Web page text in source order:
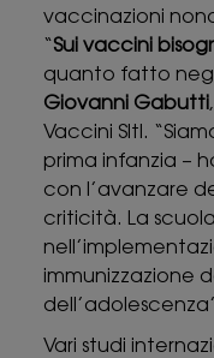
vaccinazioni
“Sui vaccini
quanto fatto
Giovanni Gabutti
Vaccini SItI.
prima infanzia –
con l’avanzare
criticità. La
immunizzazione
Vari studi